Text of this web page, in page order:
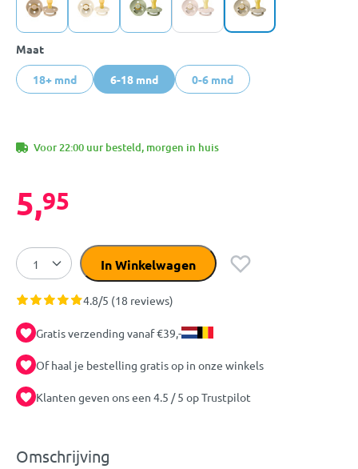
Maat
18+ mnd 6-18 mnd 0-6 mnd
Voor 22:00 uur besteld, morgen in huis
5,95
In Winkelwagen
4.8/5 (18 reviews)
Gratis verzending vanaf €39,-
Of haal je bestelling gratis op in onze winkels
Klanten geven ons een 4.5 / 5 op Trustpilot
Omschrijving